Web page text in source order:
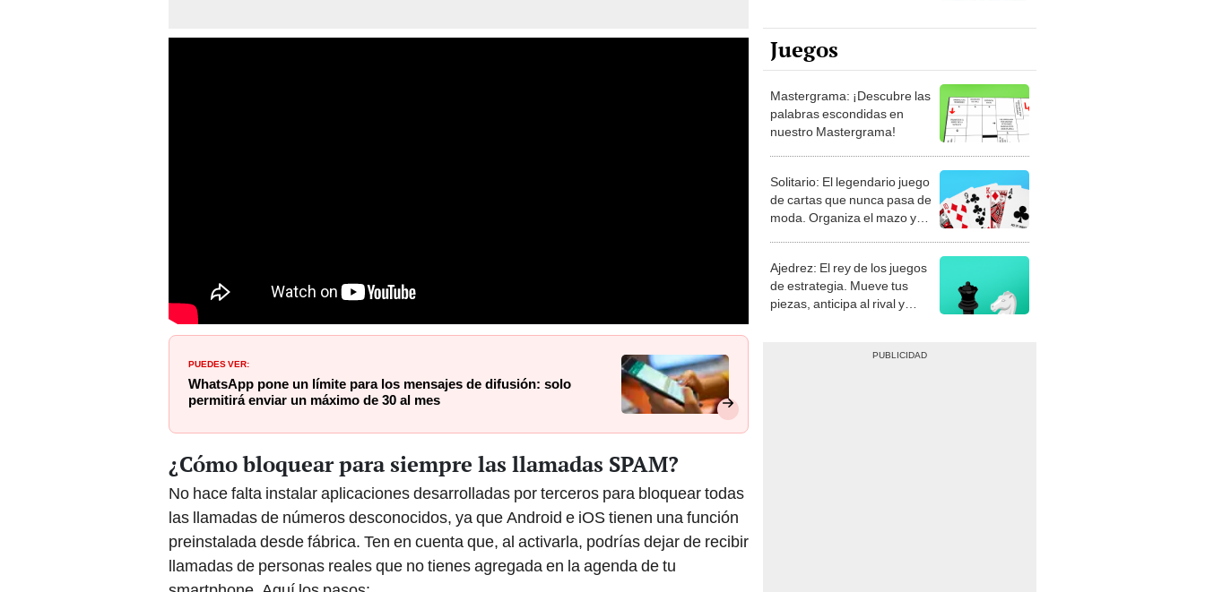
PUEDES VER:
WhatsApp pone un límite para los mensajes de difusión: solo
permitirá enviar un máximo de 30 al mes
¿Cómo bloquear para siempre las llamadas SPAM?
No hace falta instalar aplicaciones desarrolladas por terceros para bloquear todas
las llamadas de números desconocidos, ya que Android e iOS tienen una función
preinstalada desde fábrica. Ten en cuenta que, al activarla, podrías dejar de recibir
llamadas de personas reales que no tienes agregada en la agenda de tu
Juegos
Mastergrama: ¡Descubre las
palabras escondidas en
nuestro Mastergrama!
Solitario: El legendario juego
de cartas que nunca pasa de
moda. Organiza el mazo y
Ajedrez: El rey de los juegos
de estrategia. Mueve tus
piezas, anticipa al rival y